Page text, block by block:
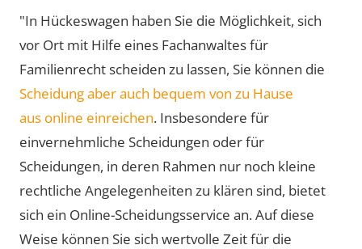
"In Hückeswagen haben Sie die Möglichkeit, sich
vor Ort mit Hilfe eines Fachanwaltes für
Familienrecht scheiden zu lassen, Sie können die
Scheidung aber auch bequem von zu Hause
aus online einreichen. Insbesondere für
einvernehmliche Scheidungen oder für
Scheidungen, in deren Rahmen nur noch kleine
rechtliche Angelegenheiten zu klären sind, bietet
sich ein Online-Scheidungsservice an. Auf diese
Weise können Sie sich wertvolle Zeit für die